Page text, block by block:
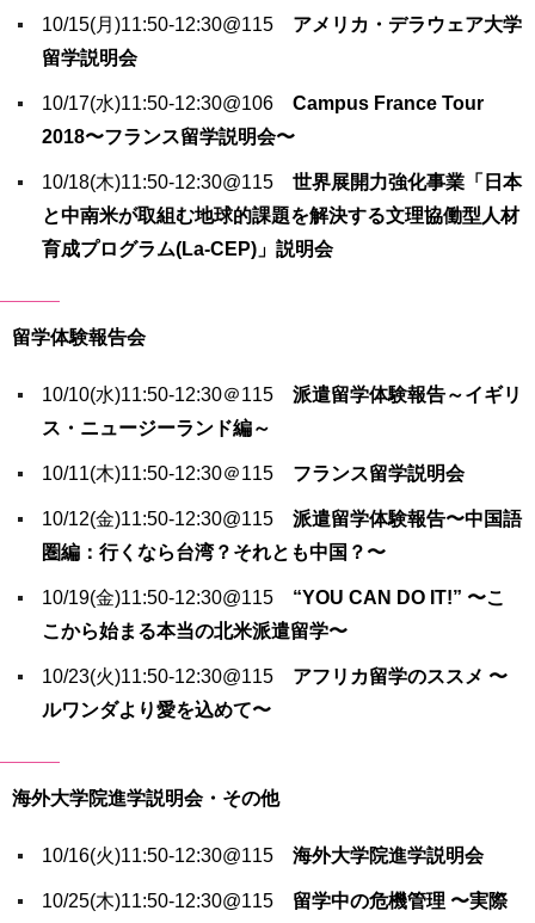
10/15(月)11:50-12:30@115 アメリカ・デラウェア大学
留学説明会
10/17(水)11:50-12:30@106 Campus France Tour
2018〜フランス留学説明会〜
10/18(木)11:50-12:30@115 世界展開力強化事業「日本
と中南米が取組む地球的課題を解決する文理協働型人材
育成プログラム(La-CEP)」説明会
留学体験報告会
10/10(水)11:50-12:30＠115 派遣留学体験報告～イギリ
ス・ニュージーランド編～
10/11(木)11:50-12:30＠115 フランス留学説明会
10/12(金)11:50-12:30@115 派遣留学体験報告〜中国語
圏編：行くなら台湾？それとも中国？〜
10/19(金)11:50-12:30@115 “YOU CAN DO IT!” 〜こ
こから始まる本当の北米派遣留学〜
10/23(火)11:50-12:30@115 アフリカ留学のススメ 〜
ルワンダより愛を込めて〜
海外大学院進学説明会・その他
10/16(火)11:50-12:30@115 海外大学院進学説明会
10/25(木)11:50-12:30@115 留学中の危機管理 〜実際